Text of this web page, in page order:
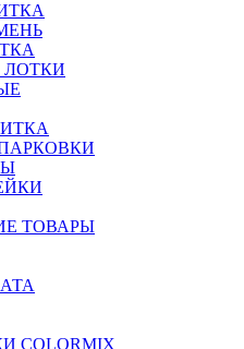
ТОВАРЫ
COLORMIX